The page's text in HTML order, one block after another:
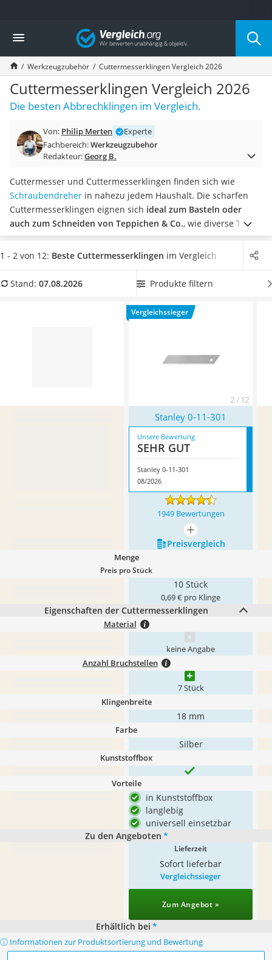
Die beliebtesten Vergleiche nach Kategorie
Baumarkt
Tresor feuerfest
Makita-Akku-Rasenmäher
Kappsäge
Smartes Türschloss
Akku-Rasentrimmer
Split-Klimaanlage 2 Innengeräte
Pelletofen
Tiefbrunnenpumpe
Fliesenschneider
Hochdruckreiniger
Doppelschleifer
Überwachungskamera
Benzinrasenmäher mit Elektrostart
Löschdecke
Vergleich
Werkzeugzubehör Cuttermesserklingen Vergleich 2026
Cuttermesserklingen Vergleich 2026
Die besten Abbrechklingen im Vergleich.
Von: Philip Merten
Experte
Fachbereich:Werkzeugzubehör
Redakteur:Georg B.
Cuttermesser und Cuttermesserklingen finden sich wie
Schraubendreher in nahezu jedem Haushalt. Die scharfen
Cuttermesserklingen eignen sich ideal zum Basteln oder
auch zum Schneiden von Teppichen & Co., wie diverse Tests
im Internet zeigen. Die Ersatzklingen gibt es in kleinen und
großen Nachfüllsets zu kaufen. Wählen Sie aus unserer
Edelstahl, um von einer besonders scharfen Klinge zu
Stanley 0-11-301* mit seinen
1 - 2 von 12: Beste Cuttermesserklingen im Vergleich
Stand: 07.08.2026 Produkte filtern
Vergleichssieger
2 / 12
Stanley 0-11-301
Unsere Bewertung
SEHR GUT
Stanley 0-11-301
08/2026
1949 Bewertungen
mehr anzeigen
Preis­vergleich
Menge
Preis pro Stück
10 Stück
0,69 € pro Klinge
Eigenschaften der Cuttermesserklingen
Material
keine Angabe
Anzahl Bruchstellen
7 Stück
Klingenbreite
18 mm
Farbe
Silber
Kunststoffbox
Vorteile
in Kunststoffbox
langlebig
universell einsetzbar
Zu den Angeboten *
Lieferzeit
Sofort lieferbar
Vergleichssieger
Zum Angebot »
Erhältlich bei *
ⓘ Informationen zur Produktsortierung und Bewertung